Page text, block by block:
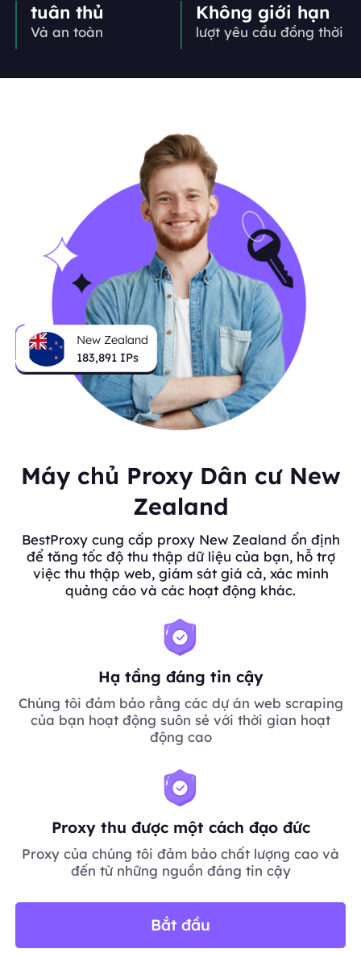
tuân thủ
Và an toàn
Không giới hạn
lượt yêu cầu đồng thời
New Zealand
183,891 IPs
Máy chủ Proxy Dân cư New
Zealand
BestProxy cung cấp proxy New Zealand ổn định
để tăng tốc độ thu thập dữ liệu của bạn, hỗ trợ
việc thu thập web, giám sát giá cả, xác minh
quảng cáo và các hoạt động khác.
Hạ tầng đáng tin cậy
Chúng tôi đảm bảo rằng các dự án web scraping
của bạn hoạt động suôn sẻ với thời gian hoạt
động cao
Proxy thu được một cách đạo đức
Proxy của chúng tôi đảm bảo chất lượng cao và
đến từ những nguồn đáng tin cậy
Bắt đầu